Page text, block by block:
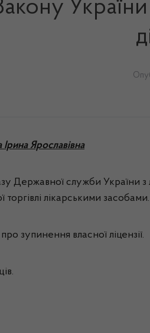
Ярославівна
Державної служби
торгівлі лікарськими засобами.
зупинення власної ліцензії.